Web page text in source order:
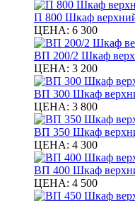
П 800 Шкаф
ЦЕНА: 6 300
ВП 200/2 Шкаф
ЦЕНА: 3 200
ВП 300 Шкаф
ЦЕНА: 3 800
ВП 350 Шкаф
ЦЕНА: 4 300
ВП 400 Шкаф
ЦЕНА: 4 500